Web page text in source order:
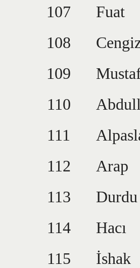
107
Fuat
108
109
110
111
112
Arap
113
Durdu
114
Hacı
115
İshak